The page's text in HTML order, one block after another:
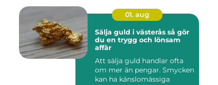
01. aug
Sälja guld i västerås så gör
du en trygg och lönsam
affär
Att sälja guld handlar ofta
om mer än pengar. Smycken
kan ha känslomässiga